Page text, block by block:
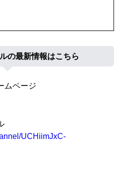
の最新情報はこちら
ムページ
UCHiimJxC-